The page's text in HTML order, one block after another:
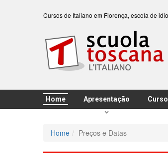
Cursos de Italiano em Florença, escola de
Home Apresentação
Home Preços e Datas